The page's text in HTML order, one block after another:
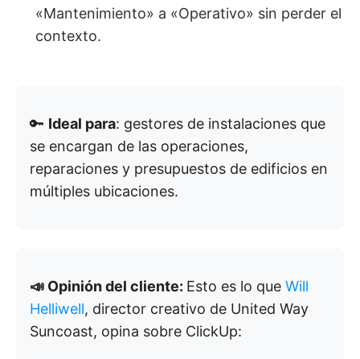
«Mantenimiento» a «Operativo» sin perder el
contexto.
🔑 Ideal para: gestores de instalaciones que
se encargan de las operaciones,
reparaciones y presupuestos de edificios en
múltiples ubicaciones.
📣 Opinión del cliente: Esto es lo que Will
Helliwell, director creativo de United Way
Suncoast, opina sobre ClickUp: